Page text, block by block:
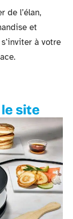
de l’élan,
et
à votre
site